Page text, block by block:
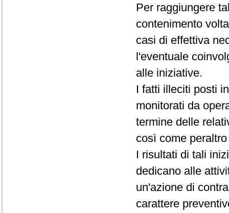
Per raggiungere
contenimento
casi di effettiva
l'eventuale
alle iniziative.
I fatti illeciti posti
monitorati da
termine delle
così come
I risultati di tali
dedicano alle
un'azione di
carattere